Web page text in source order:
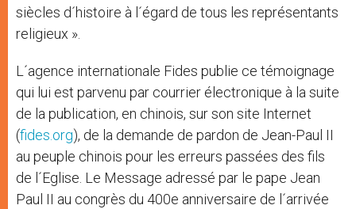
siècles d´histoire à l´égard de tous les représentants
religieux ».
L´agence internationale Fides publie ce témoignage
qui lui est parvenu par courrier électronique à la suite
de la publication, en chinois, sur son site Internet
(fides.org), de la demande de pardon de Jean-Paul II
au peuple chinois pour les erreurs passées des fils
de l´Eglise. Le Message adressé par le pape Jean
Paul II au congrès du 400e anniversaire de l´arrivée